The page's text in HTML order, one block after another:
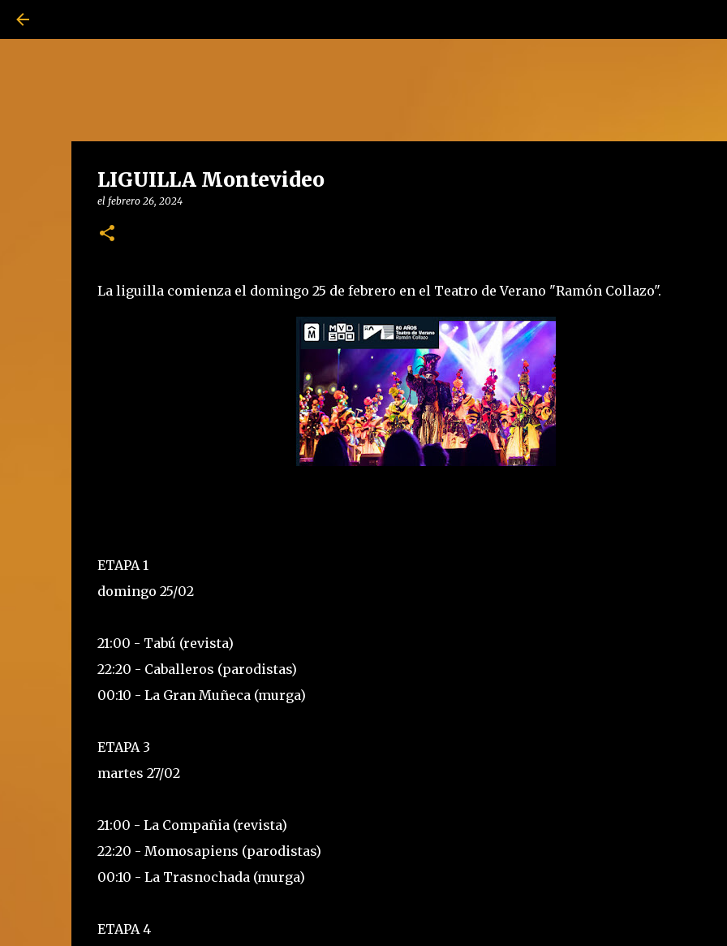
LIGUILLA Montevideo
el febrero 26, 2024
La liguilla comienza el domingo 25 de febrero en el Teatro de Verano "Ramón Collazo".
ETAPA 1
domingo 25/02
21:00 - Tabú (revista)
22:20 - Caballeros (parodistas)
00:10 - La Gran Muñeca (murga)
ETAPA 3
martes 27/02
21:00 - La Compañia (revista)
22:20 - Momosapiens (parodistas)
00:10 - La Trasnochada (murga)
ETAPA 4